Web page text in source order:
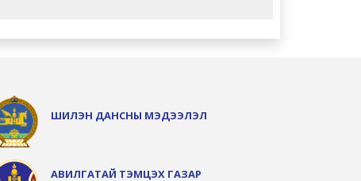
ШИЛЭН ДАНСНЫ МЭДЭЭЛЭЛ
АВИЛГАТАЙ ТЭМЦЭХ ГАЗАР